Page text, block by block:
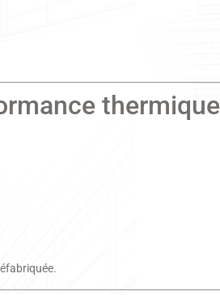
thermique